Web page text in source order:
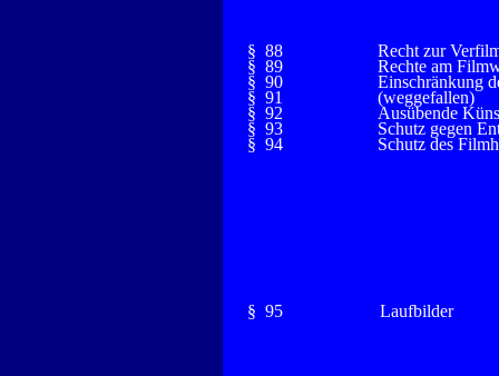
§ 88
Recht zur
§ 89
Rechte am
§ 90
Einschränkung
§ 91
(weggefallen)
§ 92
Ausübende
§ 93
Schutz gegen
§ 94
Schutz des
§ 95 Laufbilder